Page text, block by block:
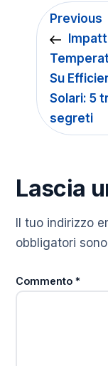
Previous
Su
Solari: 5
segreti
Lascia
Il tuo indirizzo
obbligatori
Commento*